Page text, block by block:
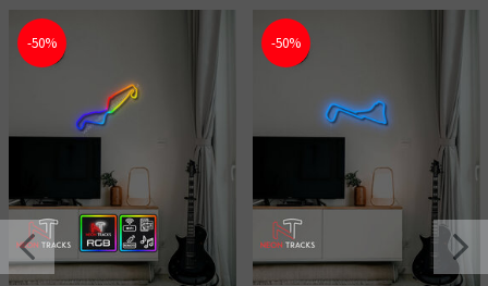
-50% -50%